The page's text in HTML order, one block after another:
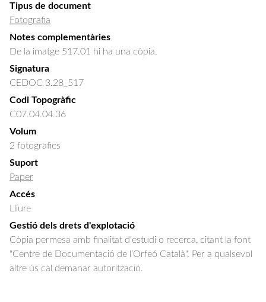
Tipus de document
Fotografia
Notes complementàries
De la imatge 517.01 hi ha una còpia.
Signatura
CEDOC 3.28_517
Codi Topogràfic
C07.04.04.36
Volum
2 fotografies
Suport
Paper
Accés
Lliure
Gestió dels drets d'explotació
Còpia permesa amb finalitat d'estudi o recerca, citant la font
"Centre de Documentació de l’Orfeó Català". Per a qualsevol
altre ús cal demanar autorització.